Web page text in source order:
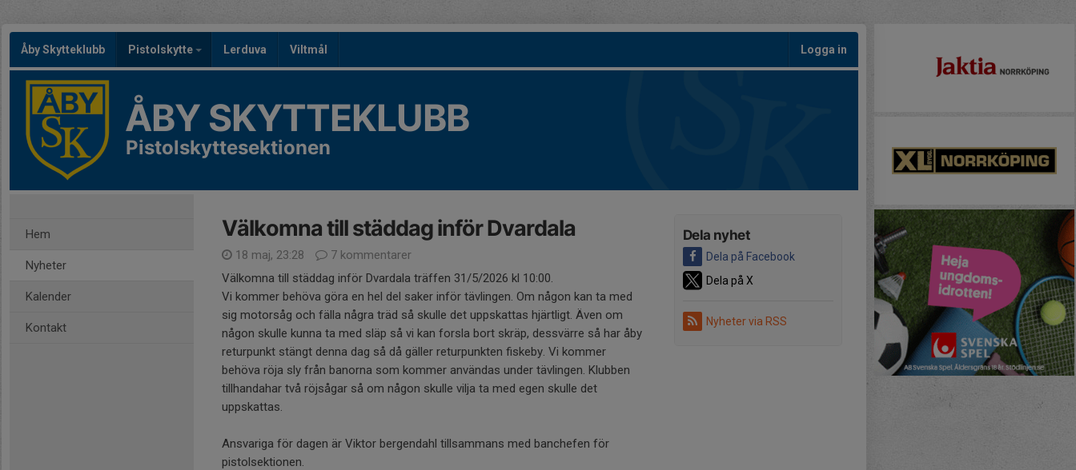
Åby Skytteklubb Pistolskytte Lerduva Viltmål Logga in
ÅBY SKYTTEKLUBB
Pistolskyttesektionen
Hem
Nyheter
Kalender
Kontakt
Dela nyhet
Dela på Facebook
Dela på X
Nyheter via RSS
Välkomna till städdag inför Dvardala
18 maj, 23:28
7 kommentarer
Välkomna till städdag inför Dvardala träffen 31/5/2026 kl 10:00.
Vi kommer behöva göra en hel del saker inför tävlingen. Om någon kan ta med
sig motorsåg och fälla några träd så skulle det uppskattas hjärtligt. Även om
någon skulle kunna ta med släp så vi kan forsla bort skräp, dessvärre så har åby
returpunkt stängt denna dag så då gäller returpunkten fiskeby. Vi kommer
behöva röja sly från banorna som kommer användas under tävlingen. Klubben
tillhandahar två röjsågar så om någon skulle vilja ta med egen skulle det
uppskattas.
Ansvariga för dagen är Viktor bergendahl tillsammans med banchefen för
pistolsektionen.